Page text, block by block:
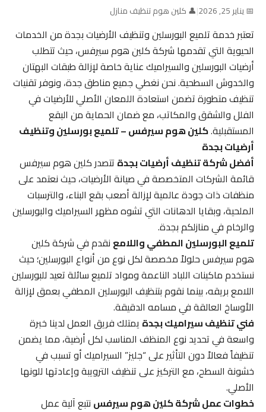
📅 يناير 25, 2026 |👤 كلين هوم تنظيف منازل
تعتبر خدمة تلميع البورسلين وتنظيف الأرضيات بجدة من الخدمات
الحيوية التي تقدمها شركة كلين هوم سيرفس، حيث تتطلب
أرضيات البورسلين والسيراميك عناية خاصة لإزالة طبقات البهتان
والخدوش السطحية. نحن نغطي جميع مناطق جدة، ونوفر تقنيات
تنظيف متطورة تضمن استعادة اللمعان الأصلي للأرضيات في
الفلل والشقق والمكاتب، مع ضمان الحماية من البقع
المستقبلية.كلين هوم سيرفس – تلميع بورسلين وتنظيف
أرضيات بجدة
أفضل شركة تنظيف أرضيات بجدةتتصدر كلين هوم سيرفس
قائمة الشركات المتخصصة في صيانة الأرضيات، حيث نعتمد على
منظفات ذات جودة عالمية لإزالة أصعب بقع البناء، والترسبات
الملحية، وبقايا الدهانات التي تشوه مظهر السيراميك والبورسلين
والرخام في منازلكم بجدة.
تلميع البورسلين المطفي واللامعنقدم في شركة كلين
هوم سيرفس حلولاً مخصصة لكل نوع من أنواع البورسلين؛ حيث
نستخدم ماكينات اللباد الناعمة ومواد تلميع سائلة تعيد للبورسلين
اللامع بريقه، بينما نقوم بتنظيف البورسلين المطفي بعمق لإزالة
الأوساخ العالقة في مسامه الدقيقة.
فني تنظيف سيراميك بجدةيمتلك فريق العمل لدينا خبرة
واسعة في تحديد نوع المنظف المناسب لكل أرضية، مما يضمن
تنظيفاً فعالاً دون التأثير على “جليز” السيراميك أو تسبب في
خشونة السطح، مع التركيز على تنظيف الترويبة وإعادتها للونها
الأصلي.
خطوات عمل شركة كلين هوم سيرفسنتبع آلية عمل